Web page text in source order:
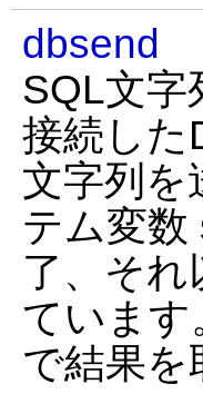
dbsend
SQL文字
接続した
文字列を
テム変数
了、そ
ています
で結果